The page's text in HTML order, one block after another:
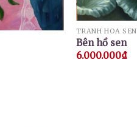
TRANH HOA SEN
Bên hồ sen
6.000.000₫